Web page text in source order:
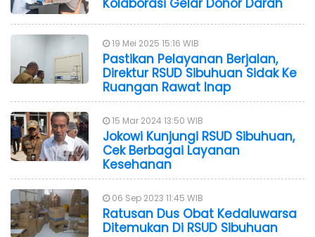
19 Mei 2025 15:16 WIB
Pastikan Pelayanan Berjalan,
Direktur RSUD Sibuhuan Sidak Ke
Ruangan Rawat Inap
15 Mar 2024 13:50 WIB
Jokowi Kunjungi RSUD Sibuhuan,
Cek Berbagai Layanan
Kesehanan
06 Sep 2023 11:45 WIB
Ratusan Dus Obat Kedaluwarsa
Ditemukan Di RSUD Sibuhuan